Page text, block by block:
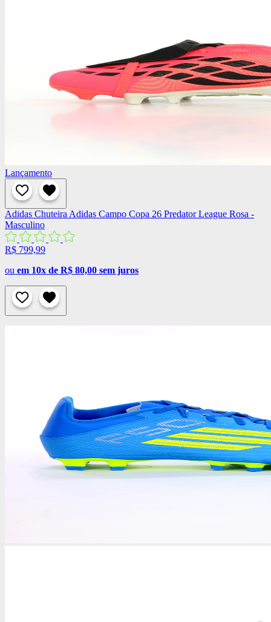
Lançamento
Adidas Chuteira Adidas Campo Copa 26 Predator League Rosa -
Masculino
R$ 799,99
ou em 10x de R$ 80,00 sem juros